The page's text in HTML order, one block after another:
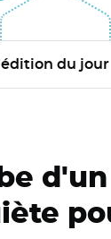
du jour